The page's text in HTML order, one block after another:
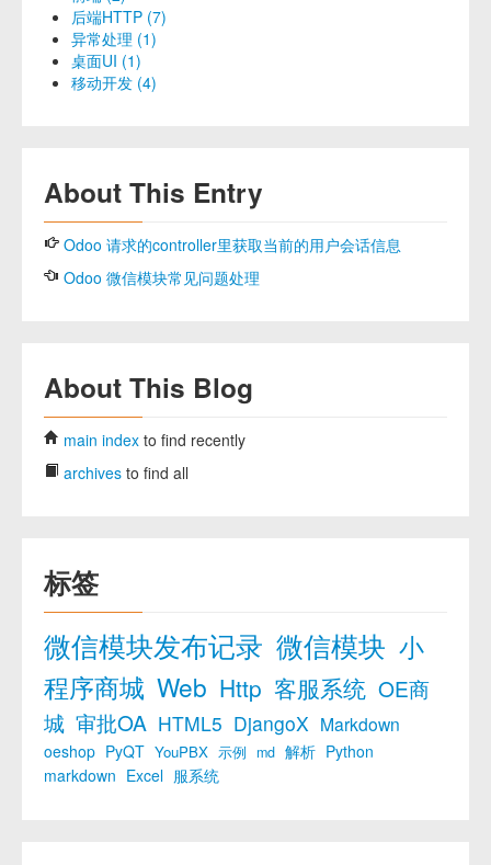
后端HTTP (7)
异常处理 (1)
桌面UI (1)
移动开发 (4)
About This Entry
Odoo 请求的controller里获取当前的用户会话信息
Odoo 微信模块常见问题处理
About This Blog
main index to find recently
archives to find all
标签
微信模块发布记录 微信模块 小
程序商城 Web Http 客服系统 OE商
城 审批OA HTML5 DjangoX Markdown
oeshop PyQT YouPBX 示例 md 解析 Python
markdown Excel 服系统